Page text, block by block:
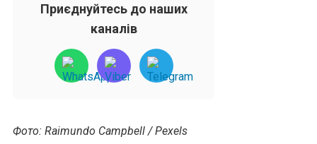
Приєднуйтесь до наших
каналів
Фото: Raimundo Campbell / Pexels